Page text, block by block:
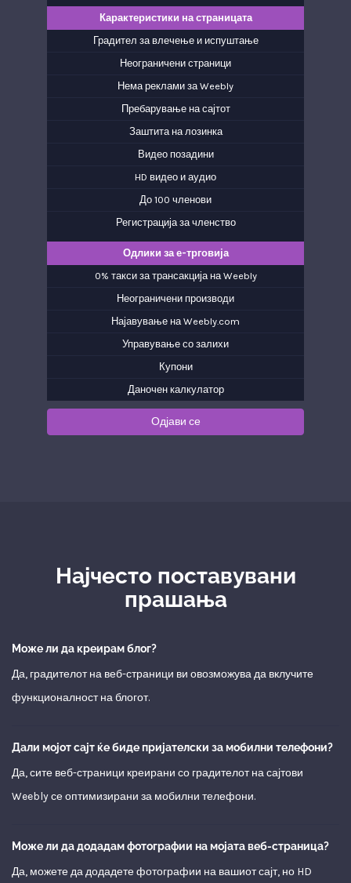
Карактеристики на страницата
Градител за влечење и испуштање
Неограничени страници
Нема реклами за Weebly
Пребарување на сајтот
Заштита на лозинка
Видео позадини
HD видео и аудио
До 100 членови
Регистрација за членство
Одлики за е-трговија
0% такси за трансакција на Weebly
Неограничени производи
Најавување на Weebly.com
Управување со залихи
Купони
Даночен калкулатор
Одјави се
Најчесто поставувани
прашања
Може ли да креирам блог?
Да, градителот на веб-страници ви овозможува да вклучите
функционалност на блогот.
Дали мојот сајт ќе биде пријателски за мобилни телефони?
Да, сите веб-страници креирани со градителот на сајтови
Weebly се оптимизирани за мобилни телефони.
Може ли да додадам фотографии на мојата веб-страница?
Да, можете да додадете фотографии на вашиот сајт, но HD